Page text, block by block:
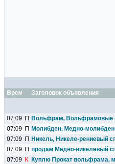
Время Заголовок объявления
07:09 П Вольфрам, Вольфрамовые
07:09 П Молибден, Медно-
07:09
П Никель, Никеле-рениевый
07:09 П продам Медно-никелевый
07:09
К Куплю Прокат вольфрама,